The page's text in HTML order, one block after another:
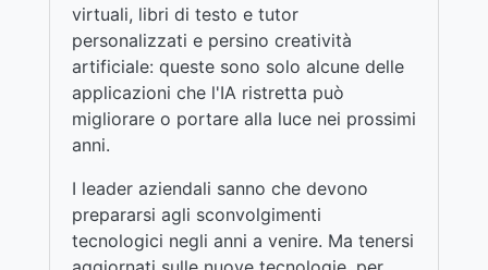
virtuali, libri di testo e tutor
personalizzati e persino creatività
artificiale: queste sono solo alcune delle
applicazioni che l'IA ristretta può
migliorare o portare alla luce nei prossimi
anni.
I leader aziendali sanno che devono
prepararsi agli sconvolgimenti
tecnologici negli anni a venire. Ma tenersi